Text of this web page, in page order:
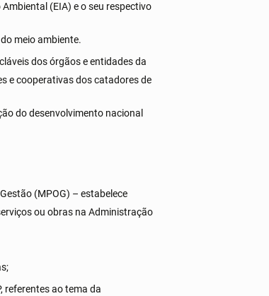
(EIA) e o seu respectivo
meio ambiente.
dos órgãos e entidades da
e cooperativas dos catadores de
do desenvolvimento nacional
(MPOG) – estabelece
ou obras na Administração
referentes ao tema da